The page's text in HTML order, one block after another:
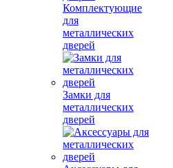
Комплектующие
для
металлических
дверей
Замки для
металлических
дверей